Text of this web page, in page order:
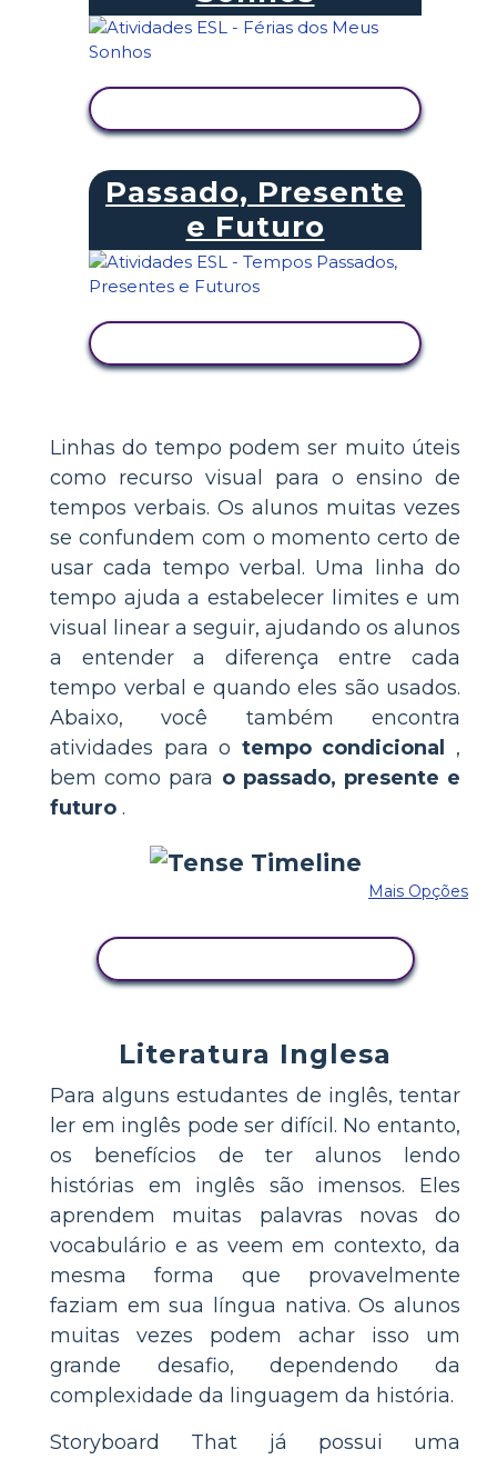
Passado, Presente
e Futuro
Linhas do tempo podem ser muito úteis
como recurso visual para o ensino de
tempos verbais. Os alunos muitas vezes
se confundem com o momento certo de
usar cada tempo verbal. Uma linha do
tempo ajuda a estabelecer limites e um
visual linear a seguir, ajudando os alunos
a entender a diferença entre cada
tempo verbal e quando eles são usados.
Abaixo, você também encontra
atividades para o tempo condicional
,
bem como para o passado, presente e
futuro .
Mais Opções
Literatura Inglesa
Para alguns estudantes de inglês, tentar
ler em inglês pode ser difícil. No entanto,
os benefícios de ter alunos lendo
histórias em inglês são imensos. Eles
aprendem muitas palavras novas do
vocabulário e as veem em contexto, da
mesma forma que provavelmente
faziam em sua língua nativa. Os alunos
muitas vezes podem achar isso um
grande desafio, dependendo da
complexidade da linguagem da história.
Storyboard That já possui uma